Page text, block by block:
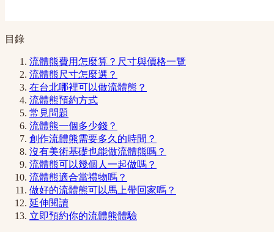
目錄
流體熊費用怎麼算？尺寸與價格一覽
流體熊尺寸怎麼選？
在台北哪裡可以做流體熊？
流體熊預約方式
常見問題
流體熊一個多少錢？
創作流體熊需要多久的時間？
沒有美術基礎也能做流體熊嗎？
流體熊可以幾個人一起做嗎？
流體熊適合當禮物嗎？
做好的流體熊可以馬上帶回家嗎？
延伸閱讀
立即預約你的流體熊體驗